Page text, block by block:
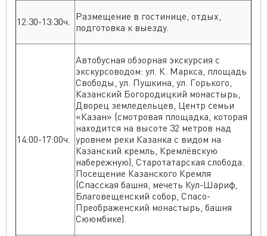
12:30-13:30ч.
Размещение в гостинице, отдых,
подготовка к выезду.
14:00-17:00ч.
Автобусная обзорная экскурсия с
экскурсоводом: ул. К. Маркса, площадь
Свободы, ул. Пушкина, ул. Горького,
Казанский Богородицкий монастырь,
Дворец земледельцев, Центр семьи
«Казан» (смотровая площадка, которая
находится на высоте 32 метров над
уровнем реки Казанка с видом на
Казанский кремль, Кремлёвскую
набережную), Старотатарская слобода.
Посещение Казанского Кремля
(Спасская башня, мечеть Кул-Шариф,
Благовещенский собор, Спасо-
Преображенский монастырь, башня
Сююмбике).